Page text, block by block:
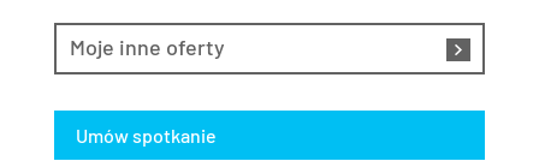
Moje inne oferty
Umów spotkanie